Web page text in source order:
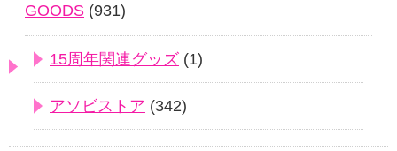
GOODS (931)
15周年関連グッズ (1)
アソビストア (342)